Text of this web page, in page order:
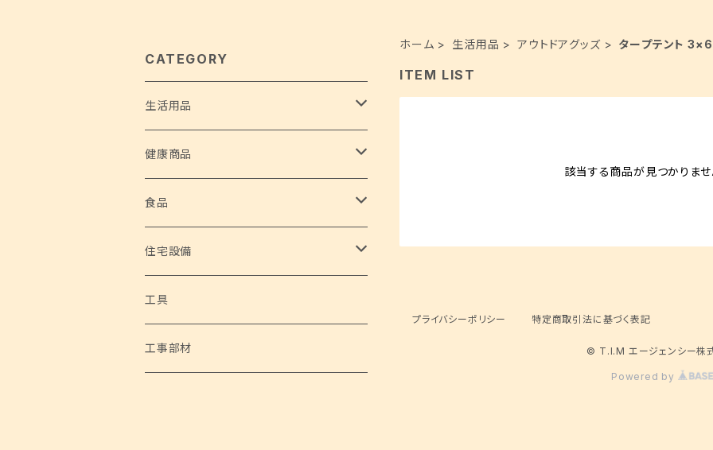
ホーム 生活用品 アウトドアグッズ タープテント
ITEM LIST
該当する商品が見つかりませ
CATEGORY
生活用品
ホーム家電
サイクロンスティッククリーナー 2 in 1
ハローキティたこ焼き&ホットプレート
ホームグッズ
フードデハイドレーター
シェルチェア 4脚セット
アウトドアグッズ
家庭用ブロアバキューム 神風健太郎くん
家庭用電動草刈機 草刈健太郎くん Ⅱ
ホビー
サイクルハウス Lサイズ
健康商品
安全な水
高性能浄水器
食品
野菜
自然薯
住宅設備
トイレ設備
アラウーノS160 床排水 標準タイプ （パナソニッ
工具
工事部材
プライバシーポリシー 特定商取引法に基づく表記
© T.I.M エージェンシー株
Powered by